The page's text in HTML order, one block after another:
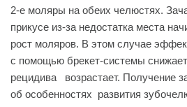
2-е моляры на обеих челюстях.
прикусе из-за недостатка места
рост моляров. В этом случае
с помощью брекет-системы
рецидива возрастает. Получение
об особенностях развития